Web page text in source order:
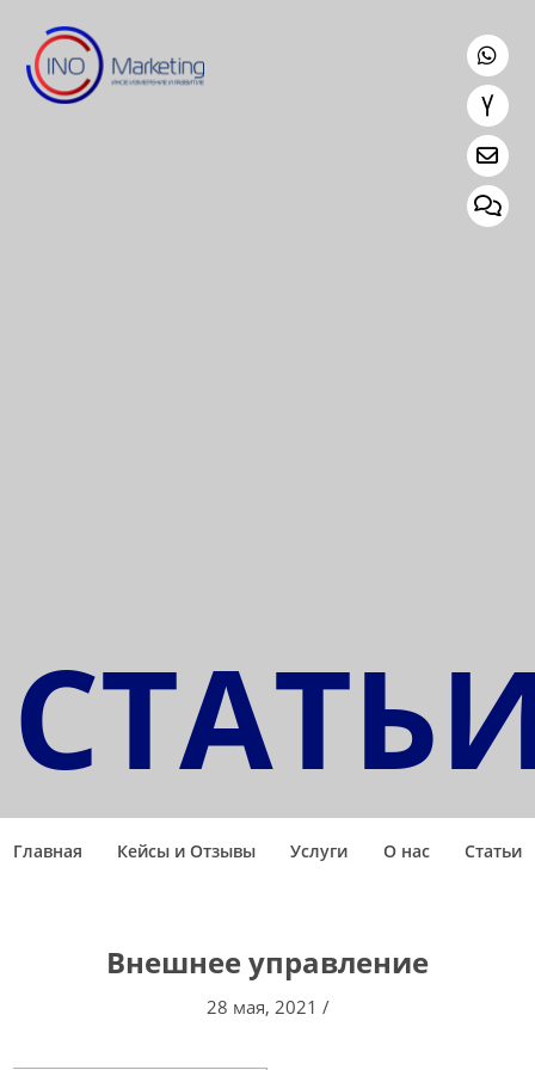
Главная Кейсы и Отзывы Услуги О нас Статьи
Внешнее управление
28 мая, 2021 /